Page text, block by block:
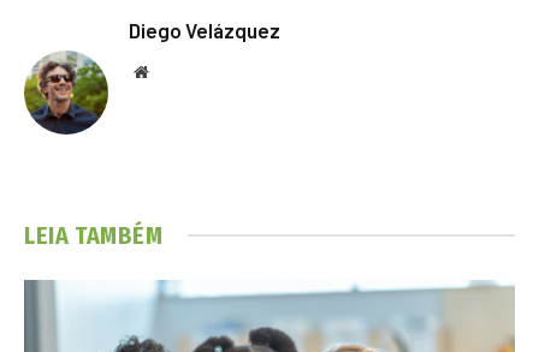
Diego Velázquez
Website
LEIA TAMBÉM